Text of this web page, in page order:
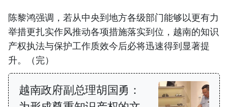
陈黎鸿强调，若从中央到地方各级部门能够以更有力
举措更扎实作风推动各项措施落实到位，越南的知识
产权执法与保护工作质效今后必将迅速得到显著提
升。（完）
越南政府副总理胡国勇：